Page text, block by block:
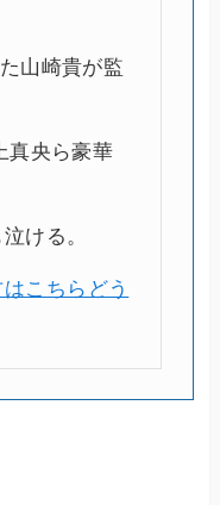
山崎貴が監
真央ら豪華
ける。
こちらどう